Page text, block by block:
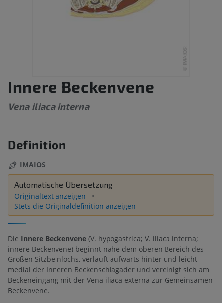
Innere Beckenvene
Vena iliaca interna
Definition
IMAIOS
Automatische Übersetzung
Originaltext anzeigen
Stets die Originaldefinition anzeigen
Die Innere Beckenvene (V. hypogastrica; V. iliaca interna;
innere Beckenvene) beginnt nahe dem oberen Bereich des
Großen Sitzbeinlochs, verläuft aufwärts hinter und leicht
medial der Inneren Beckenschlagader und vereinigt sich am
Beckeneingang mit der Vena iliaca externa zur Gemeinsamen
Beckenvene.